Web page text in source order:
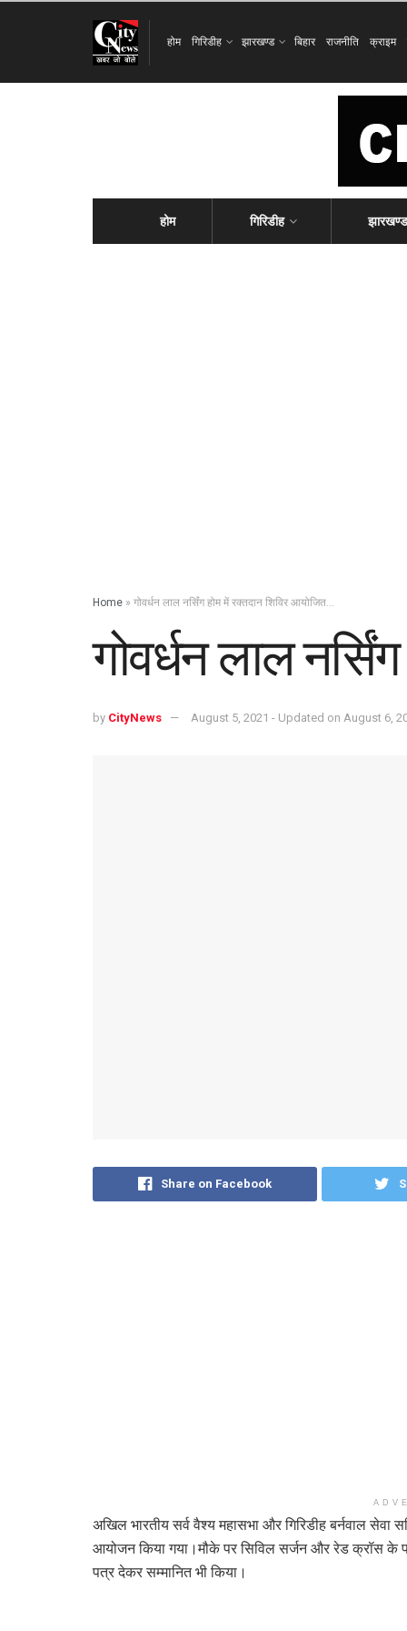
होम गिरिडीह झारखण्ड बिहार राजनीति क्राइम
होम गिरिडीह
Home » गोवर्धन लाल नर्सिंग होम में रक्तदान शिविर आयोजित…
गोवर्धन लाल
by CityNews August 5, 2021 - Updated on August 6,
Share on Facebook
अखिल भारतीय सर्व वैश्य महासभा और गिरिडीह बर्नवाल सेवा
आयोजन किया गया।मौके पर सिविल सर्जन और रेड क्रॉस के
पत्र देकर सम्मानित भी किया।